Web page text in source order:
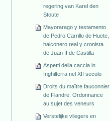
regering van Karel den
Stoute
Mayorarago y testamento
de Pedro Carrillo de Huete,
halconero real y cronista
de Juan II de Castilla
Aspetti della caccia in
Inghilterra nel XII secolo
Droits du maître fauconnier
de Flandre. Ordonnance
au sujet des veneurs
Verstelijke vliegers en